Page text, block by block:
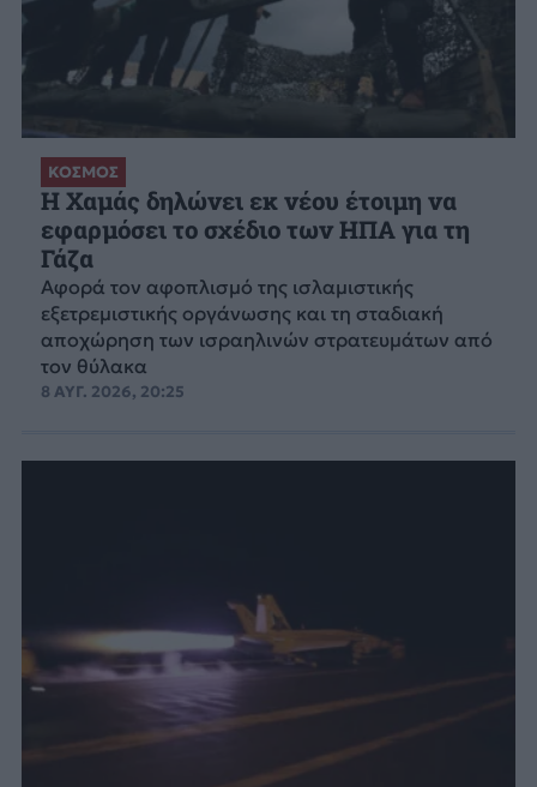
ΚΟΣΜΟΣ
Η Χαμάς δηλώνει εκ νέου έτοιμη να
εφαρμόσει το σχέδιο των ΗΠΑ για τη
Γάζα
Αφορά τον αφοπλισμό της ισλαμιστικής
εξετρεμιστικής οργάνωσης και τη σταδιακή
αποχώρηση των ισραηλινών στρατευμάτων από
τον θύλακα
8 ΑΥΓ. 2026, 20:25